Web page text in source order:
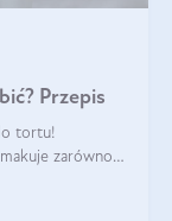
Przepis
tortu!
zarówno